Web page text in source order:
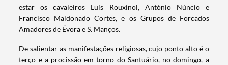
Termo de Pesquisa
estar os cavaleiros Luís Rouxinol, António Núncio e
Francisco Maldonado Cortes, e os Grupos de Forcados
Amadores de Évora e S. Manços.
De salientar as manifestações religiosas, cujo ponto alto é o
terço e a procissão em torno do Santuário, no domingo, a